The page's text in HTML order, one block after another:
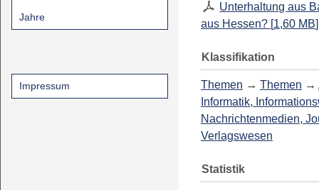
Jahre
Impressum
Unterhaltung aus
aus Hessen? [1,60 MB]
Klassifikation
Themen → Themen →
Informatik,
Nachrichtenmedien,
Verlagswesen
Statistik